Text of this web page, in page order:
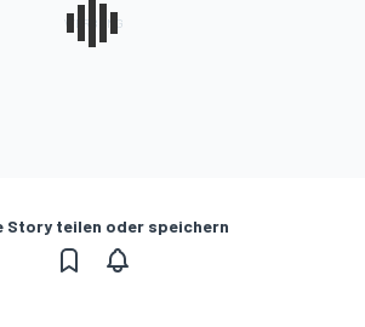
Story teilen oder speichern